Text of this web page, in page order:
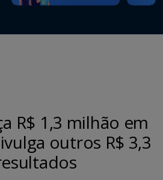
R$ 1,3 milhão em
outros R$ 3,3